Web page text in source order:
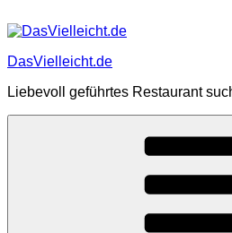
Inhalt
DasVielleicht.de
Liebevoll geführtes Restaurant